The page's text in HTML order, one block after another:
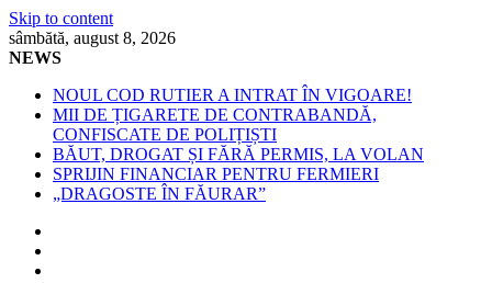
Skip to content
sâmbătă, august 8, 2026
NEWS
NOUL COD RUTIER A INTRAT ÎN VIGOARE!
MII DE ȚIGARETE DE CONTRABANDĂ,
CONFISCATE DE POLIȚIȘTI
BĂUT, DROGAT ȘI FĂRĂ PERMIS, LA VOLAN
SPRIJIN FINANCIAR PENTRU FERMIERI
„DRAGOSTE ÎN FĂURAR”